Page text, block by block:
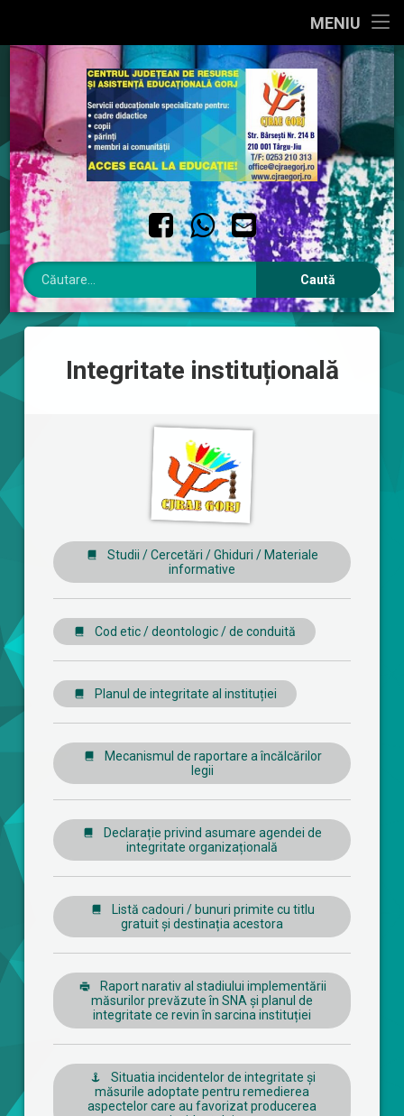
MENIU
DESPRE NOI
INTERES PUBLIC
INTEGRITATE INSTITUȚIONALĂ
CONTACT
Sari
la
conținut
FacebookWhatsApp
Email
Integritate instituțională
Studii / Cercetări / Ghiduri / Materiale
informative
Cod etic / deontologic / de conduită
Planul de integritate al instituției
Mecanismul de raportare a încălcărilor
legii
Declarație privind asumare agendei de
integritate organizațională
Listă cadouri / bunuri primite cu titlu
gratuit și destinația acestora
Raport narativ al stadiului implementării
măsurilor prevăzute în SNA și planul de
integritate ce revin în sarcina instituției
Situatia incidentelor de integritate și
măsurile adoptate pentru remedierea
aspectelor care au favorizat producerea